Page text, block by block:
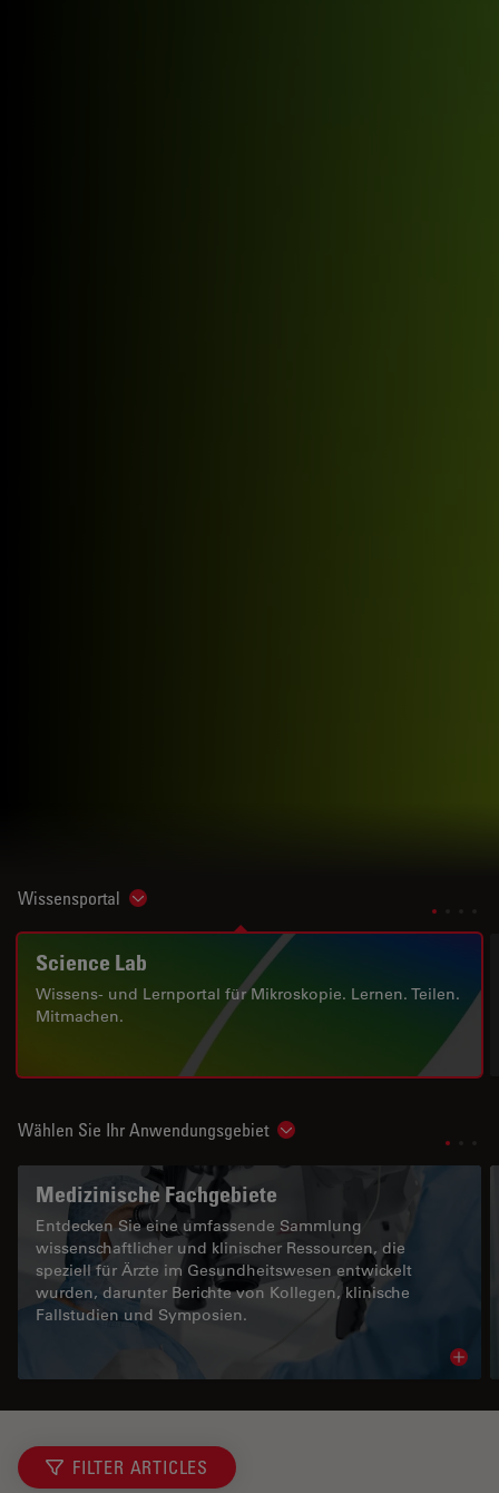
Wissensportal Show subnavigation
Science Lab
Wissens- und Lernportal für Mikroskopie. Lernen. Teilen.
Mitmachen.
Wählen Sie Ihr Anwendungsgebiet Show subnavigation
Medizinische Fachgebiete
Entdecken Sie eine umfassende Sammlung
wissenschaftlicher und klinischer Ressourcen, die
speziell für Ärzte im Gesundheitswesen entwickelt
wurden, darunter Berichte von Kollegen, klinische
Fallstudien und Symposien.
FILTER ARTICLES